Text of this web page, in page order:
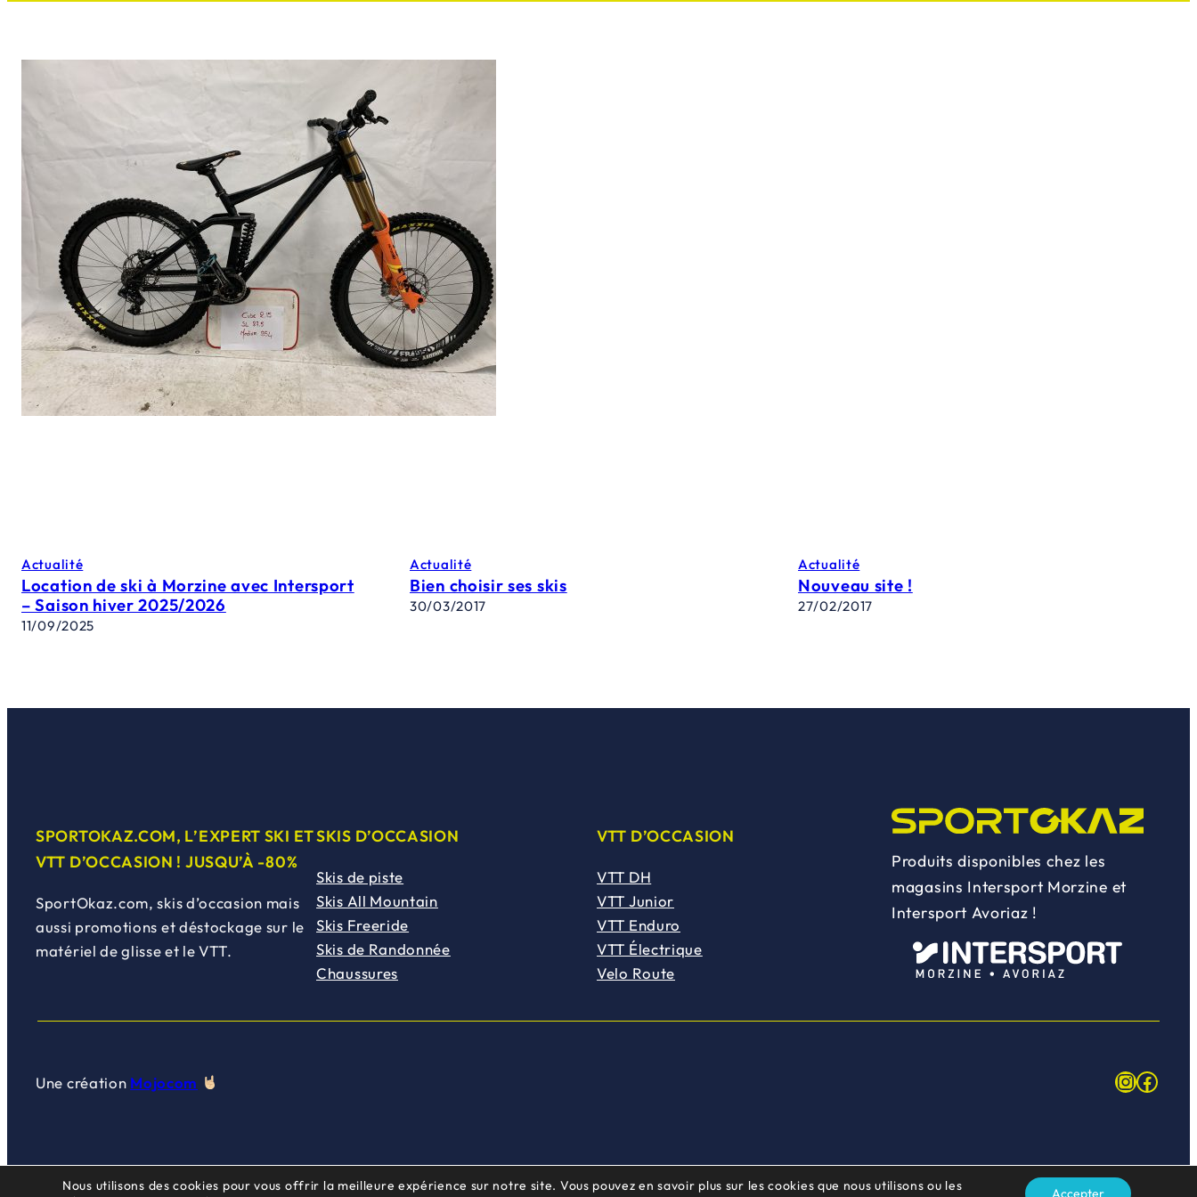
Actualité
Location de ski à Morzine avec Intersport
– Saison hiver 2025/2026
11/09/2025
Actualité
Bien choisir ses skis
30/03/2017
Actualité
Nouveau site !
27/02/2017
SPORTOKAZ.COM, L’EXPERT SKI ET
VTT D’OCCASION ! JUSQU’À -80%
SportOkaz.com, skis d’occasion mais
aussi promotions et déstockage sur le
matériel de glisse et le VTT.
SKIS D’OCCASION
Skis de piste
Skis All Mountain
Skis Freeride
Skis de Randonnée
Chaussures
VTT D’OCCASION
VTT DH
VTT Junior
VTT Enduro
VTT Électrique
Velo Route
Produits disponibles chez les
magasins Intersport Morzine et
Intersport Avoriaz !
Une création Mojocom
Nous utilisons des cookies pour vous offrir la meilleure expérience sur notre site. Vous pouvez en savoir plus sur les cookies que nous utilisons ou les
Accepter